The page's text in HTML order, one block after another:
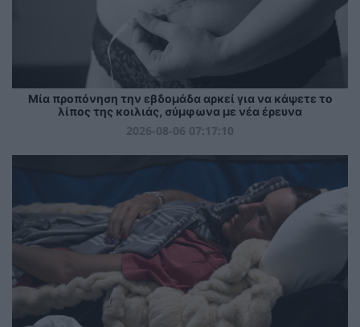
Μία προπόνηση την εβδομάδα αρκεί για να κάψετε το
λίπος της κοιλιάς, σύμφωνα με νέα έρευνα
2026-08-06 07:17:10